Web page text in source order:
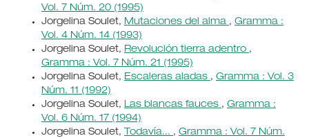
Vol. 7 Núm. 20 (1995)
Jorgelina Soulet, Mutaciones del alma , Gramma :
Vol. 4 Núm. 14 (1993)
Jorgelina Soulet, Revolución tierra adentro ,
Gramma : Vol. 7 Núm. 21 (1995)
Jorgelina Soulet, Escaleras aladas , Gramma : Vol. 3
Núm. 11 (1992)
Jorgelina Soulet, Las blancas fauces , Gramma :
Vol. 6 Núm. 17 (1994)
Jorgelina Soulet,
Todavía... , Gramma : Vol. 7 Núm.